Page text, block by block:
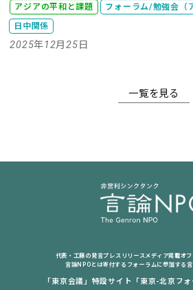
アジアの平和と課題 フォーラム/勉強会（
日中関係
2025年12月25日
一覧を見る
代表・工藤の発言プレスリリースメディア掲載オ
言論NPOとは寄付する フォーラムに参加する
「東京会議」特設サイト 「東京-北京フ